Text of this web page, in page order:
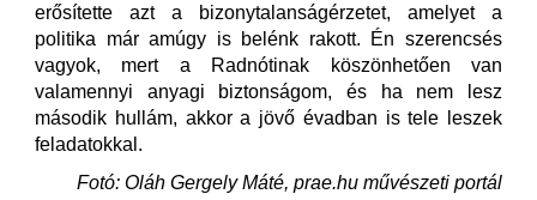
erősítette azt a bizonytalanságérzetet, amelyet a
politika már amúgy is belénk rakott. Én szerencsés
vagyok, mert a Radnótinak köszönhetően van
valamennyi anyagi biztonságom, és ha nem lesz
második hullám, akkor a jövő évadban is tele leszek
feladatokkal.
Fotó: Oláh Gergely Máté, prae.hu művészeti portál